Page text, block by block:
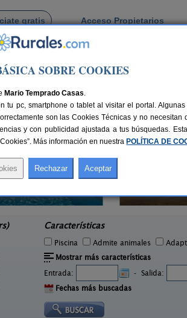
gratis Acceso Propietarios
José
Características
Piscina Admite animales
Mostrar más características
Entrada:
- Salida:
Fechas más buscadas
SOBRE COOKIES
Mario Temprado Casas.
pc, smartphone o tablet al visitar el portal.
son las Cookies Técnicas y no necesitan
y con publicidad ajustada a tus búsquedas.
Más información en nuestra POLÍTICA DE